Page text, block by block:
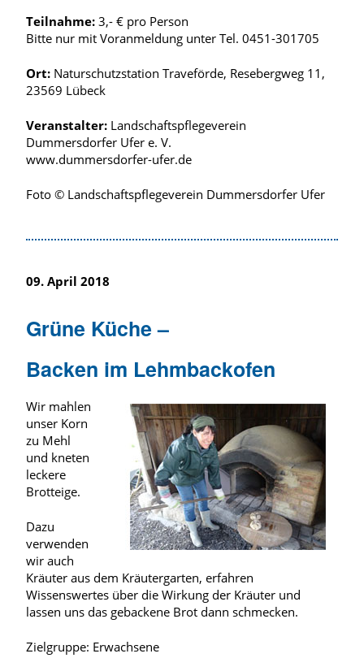
Teilnahme: 3,- € pro Person
Bitte nur mit Voranmeldung unter Tel. 0451-301705
Ort: Naturschutzstation Traveförde, Resebergweg 11,
23569 Lübeck
Veranstalter: Landschaftspflegeverein
Dummersdorfer Ufer e. V.
www.dummersdorfer-ufer.de
Foto © Landschaftspflegeverein Dummersdorfer Ufer
09. April 2018
Grüne Küche –
Backen im Lehmbackofen
Wir mahlen
unser Korn
zu Mehl
und kneten
leckere
Brotteige.
Dazu
verwenden
wir auch
Kräuter aus dem Kräutergarten, erfahren
Wissenswertes über die Wirkung der Kräuter und
lassen uns das gebackene Brot dann schmecken.
Zielgruppe: Erwachsene